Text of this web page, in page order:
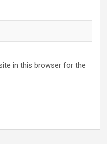
in this browser for the